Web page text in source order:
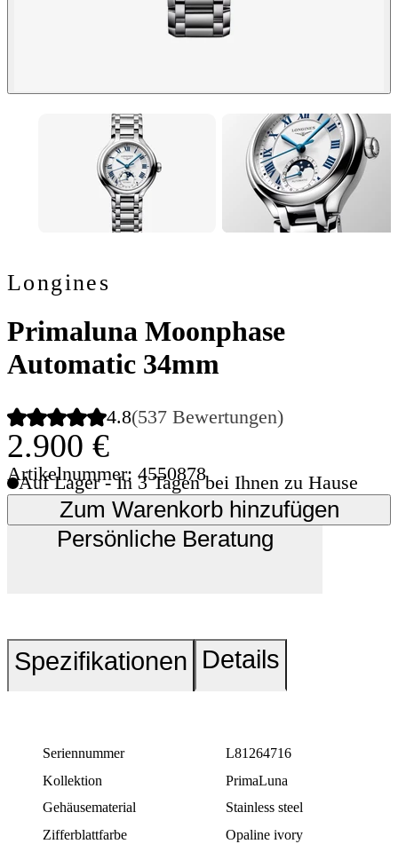
Longines
Primaluna Moonphase
Automatic 34mm
4.8(537 Bewertungen)
2.900 €
Artikelnummer: 4550878
Auf Lager - In 3 Tagen bei Ihnen zu Hause
Zum Warenkorb hinzufügen
Persönliche Beratung
Spezifikationen Details
Seriennummer
L81264716
Kollektion
PrimaLuna
Gehäusematerial
Stainless steel
Zifferblattfarbe
Opaline ivory